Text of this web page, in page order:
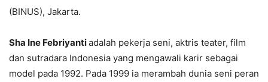
(BINUS), Jakarta.
Sha Ine Febriyantiadalah pekerja seni, aktris teater, film
dan sutradara Indonesia yang mengawali karir sebagai
model pada 1992. Pada 1999 ia merambah dunia seni peran